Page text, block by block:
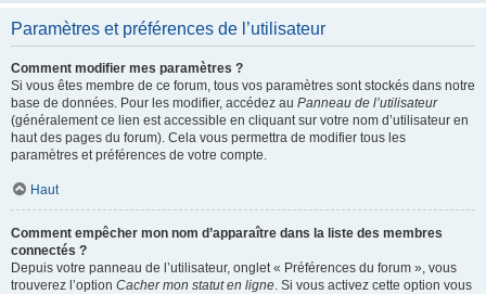
Paramètres et préférences de l’utilisateur
Comment modifier mes paramètres ?
Si vous êtes membre de ce forum, tous vos paramètres sont stockés dans notre
base de données. Pour les modifier, accédez au Panneau de l’utilisateur
(généralement ce lien est accessible en cliquant sur votre nom d’utilisateur en
haut des pages du forum). Cela vous permettra de modifier tous les
paramètres et préférences de votre compte.
Haut
Comment empêcher mon nom d’apparaître dans la liste des membres
connectés ?
Depuis votre panneau de l’utilisateur, onglet « Préférences du forum », vous
trouverez l’option Cacher mon statut en ligne. Si vous activez cette option vous